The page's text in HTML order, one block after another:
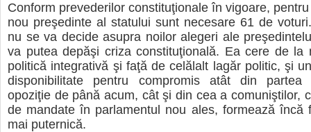
Conform prevederilor constituţionale în vigoare,
nou preşedinte al statului sunt necesare 61 de
nu se va decide asupra noilor alegeri ale
va putea depăşi criza constituţională. Ea cere de la
politică integrativă şi faţă de celălalt lagăr politic, şi
disponibilitate pentru compromis atât din partea
opoziţie de până acum, cât şi din cea a comuniştilor,
de mandate în parlamentul nou ales, formează încă
mai puternică.